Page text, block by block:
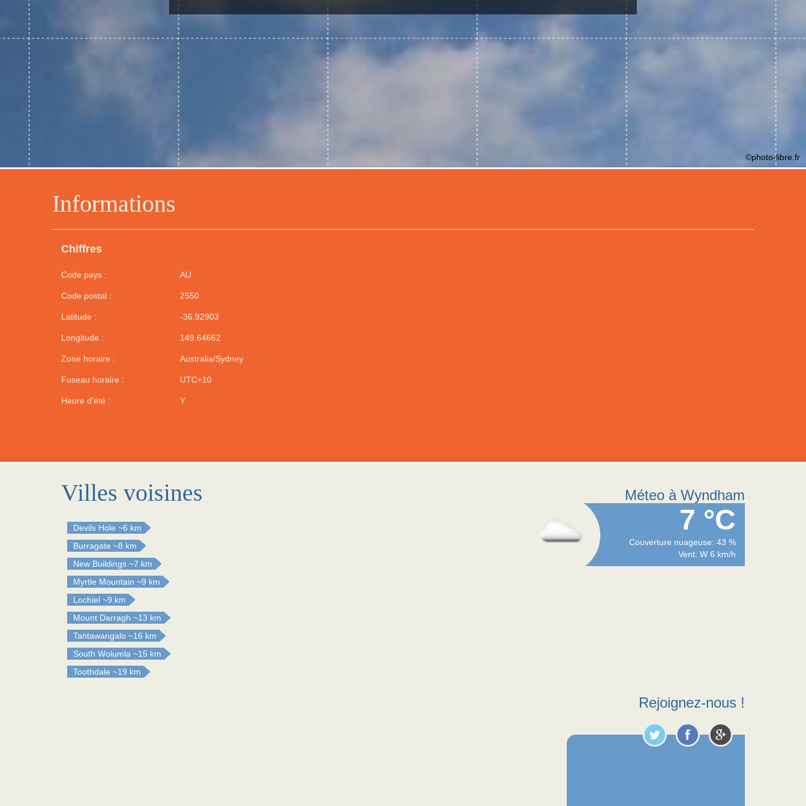
Informations
Chiffres
Code pays : AU
Code postal : 2550
Latitude : -36.92903
Longitude : 149.64662
Zone horaire : Australia/Sydney
Fuseau horaire : UTC+10
Heure d'été : Y
©photo-libre.fr
Villes voisines
Devils Hole ~6 km
Burragate ~8 km
New Buildings ~7 km
Myrtle Mountain ~9 km
Lochiel ~9 km
Mount Darragh ~13 km
Tantawangalo ~16 km
South Wolumla ~15 km
Toothdale ~19 km
Méteo à Wyndham
7 °C
Couverture nuageuse: 43 %
Vent: W 6 km/h
Rejoignez-nous !